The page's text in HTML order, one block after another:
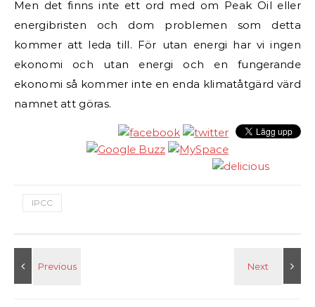
Men det finns inte ett ord med om Peak Oil eller
energibristen och dom problemen som detta
kommer att leda till. För utan energi har vi ingen
ekonomi och utan energi och en fungerande
ekonomi så kommer inte en enda klimatåtgärd värd
namnet att göras.
IPCC